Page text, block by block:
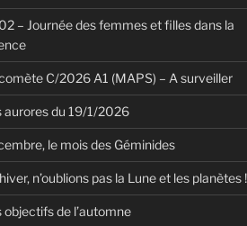
– Journée des femmes et filles dans la
C/2026 A1 (MAPS) – A surveiller
aurores du 19/1/2026
le mois des Géminides
n’oublions pas la Lune et les planètes !
objectifs de l’automne